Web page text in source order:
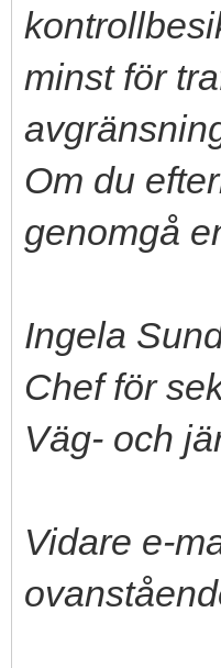
minst för
Om du
genomgå
Ingela
Chef för
Väg- och
Vidare e-